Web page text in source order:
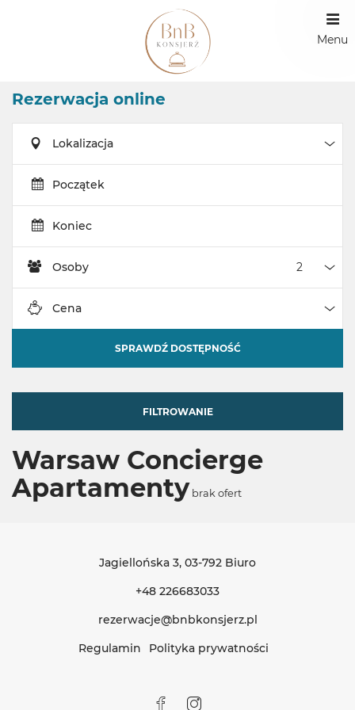
Menu
Rezerwacja online
Lokalizacja
Początek
Koniec
Osoby
Cena
SPRAWDŹ DOSTĘPNOŚĆ
FILTROWANIE
Warsaw Concierge
Apartamenty brak ofert
Jagiellońska 3, 03-792 Biuro
+48 226683033
rezerwacje@bnbkonsjerz.pl
Regulamin
Polityka prywatności